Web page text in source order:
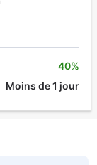
40%
Moins de 1 jour